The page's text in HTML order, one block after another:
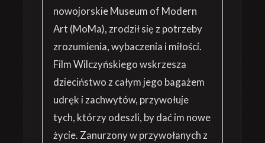
nowojorskie Museum of Modern
Art (MoMa), zrodził się z potrzeby
zrozumienia, wybaczenia i miłości.
Film Wilczyńskiego wskrzesza
dzieciństwo z całym jego bagażem
udręk i zachwytów, przywołuje
tych, którzy odeszli, by dać im nowe
życie. Zanurzony w przywołanych z